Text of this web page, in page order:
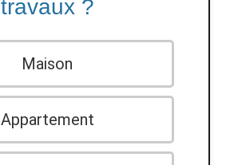
travaux ?
Maison
Appartement